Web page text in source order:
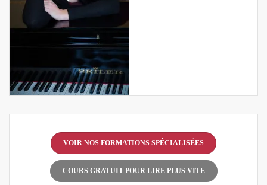
VOIR NOS FORMATIONS SPÉCIALISÉES
COURS GRATUIT POUR LIRE PLUS VITE